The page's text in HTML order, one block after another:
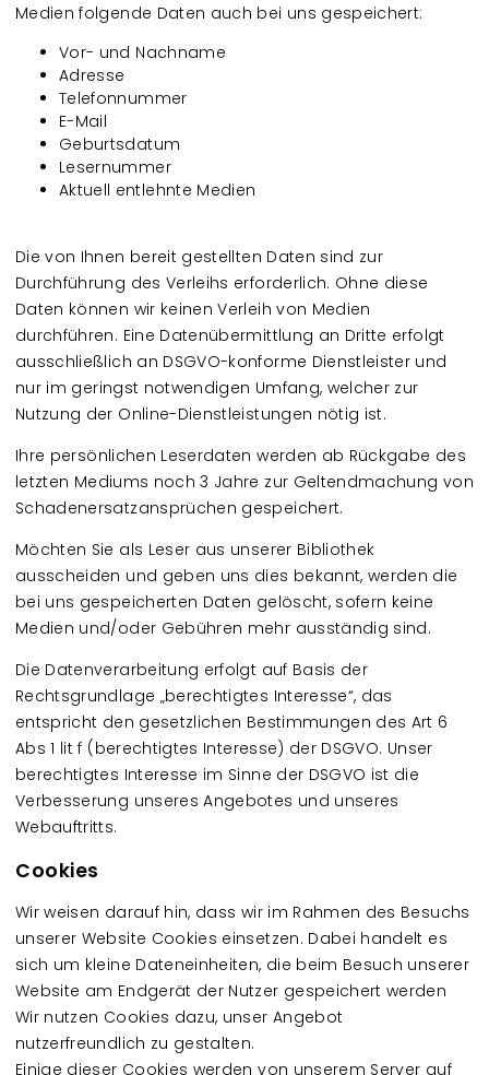
Medien folgende Daten auch bei uns gespeichert:
Vor- und Nachname
Adresse
Telefonnummer
E-Mail
Geburtsdatum
Lesernummer
Aktuell entlehnte Medien
Die von Ihnen bereit gestellten Daten sind zur
Durchführung des Verleihs erforderlich. Ohne diese
Daten können wir keinen Verleih von Medien
durchführen. Eine Datenübermittlung an Dritte erfolgt
ausschließlich an DSGVO-konforme Dienstleister und
nur im geringst notwendigen Umfang, welcher zur
Nutzung der Online-Dienstleistungen nötig ist.
Ihre persönlichen Leserdaten werden ab Rückgabe des
letzten Mediums noch 3 Jahre zur Geltendmachung von
Schadenersatzansprüchen gespeichert.
Möchten Sie als Leser aus unserer Bibliothek
ausscheiden und geben uns dies bekannt, werden die
bei uns gespeicherten Daten gelöscht, sofern keine
Medien und/oder Gebühren mehr ausständig sind.
Die Datenverarbeitung erfolgt auf Basis der
Rechtsgrundlage „berechtigtes Interesse“, das
entspricht den gesetzlichen Bestimmungen des Art 6
Abs 1 lit f (berechtigtes Interesse) der DSGVO. Unser
berechtigtes Interesse im Sinne der DSGVO ist die
Verbesserung unseres Angebotes und unseres
Webauftritts.
Cookies
Wir weisen darauf hin, dass wir im Rahmen des Besuchs
unserer Website Cookies einsetzen. Dabei handelt es
sich um kleine Dateneinheiten, die beim Besuch unserer
Website am Endgerät der Nutzer gespeichert werden
Wir nutzen Cookies dazu, unser Angebot
nutzerfreundlich zu gestalten.
Einige dieser Cookies werden von unserem Server auf